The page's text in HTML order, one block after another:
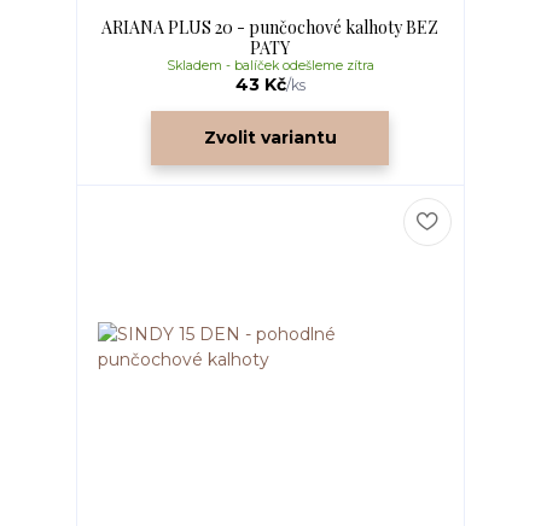
ARIANA PLUS 20 - punčochové kalhoty BEZ
PATY
43 Kč/ks
Skladem - balíček odešleme zítra
Zvolit variantu